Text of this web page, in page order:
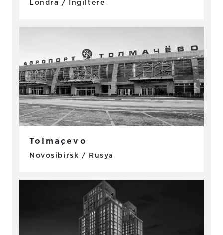
Londra / İngiltere
Tolmaçevo
Novosibirsk / Rusya